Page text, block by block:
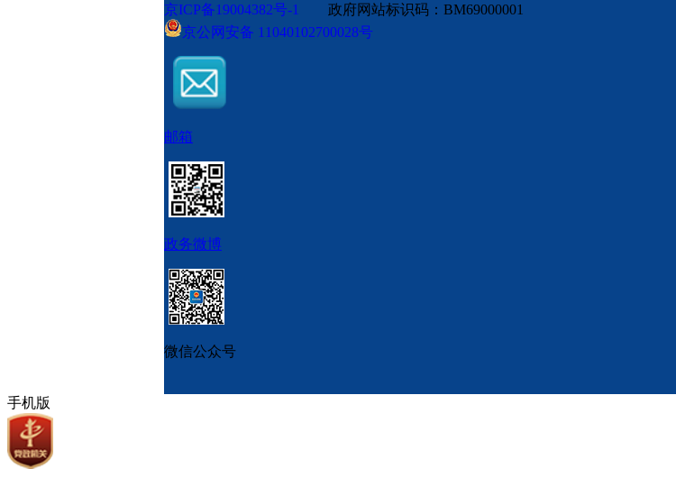
京ICP备19004382号-1
政府网站标识码：BM69000001
京公网安备 11040102700028号
邮箱
政务微博
微信公众号
手机版